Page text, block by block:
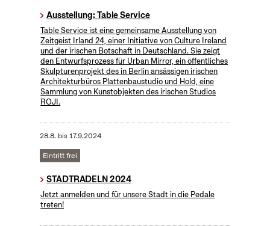
Ausstellung: Table Service
Table Service ist eine gemeinsame Ausstellung von
Zeitgeist Irland 24, einer Initiative von Culture Ireland
und der irischen Botschaft in Deutschland. Sie zeigt
den Entwurfsprozess für Urban Mirror, ein öffentliches
Skulpturenprojekt des in Berlin ansässigen irischen
Architekturbüros Plattenbaustudio und Hold, eine
Sammlung von Kunstobjekten des irischen Studios
ROJI.
28.8. bis17.9.2024
Eintritt frei
STADTRADELN 2024
Jetzt anmelden und für unsere Stadt in die Pedale
treten!